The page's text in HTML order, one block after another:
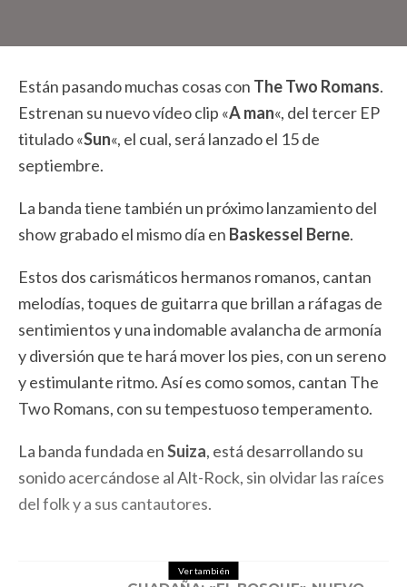
Están pasando muchas cosas con The Two Romans.
Estrenan su nuevo vídeo clip «A man«, del tercer EP
titulado «Sun«, el cual, será lanzado el 15 de
septiembre.
La banda tiene también un próximo lanzamiento del
show grabado el mismo día en Baskessel Berne.
Estos dos carismáticos hermanos romanos, cantan
melodías, toques de guitarra que brillan a ráfagas de
sentimientos y una indomable avalancha de armonía
y diversión que te hará mover los pies, con un sereno
y estimulante ritmo. Así es como somos, cantan The
Two Romans, con su tempestuoso temperamento.
La banda fundada enSuiza, está desarrollando su
sonido acercándose al Alt-Rock, sin olvidar las raíces
del folk y a sus cantautores.
Ver también